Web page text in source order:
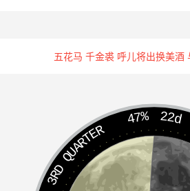
年月日具位臣姓某笺上。
九天捷疾符使杨杰操捧
家书上祖元君
五花马 千金裘 呼儿将出换美酒
47% 22d
3RD QUARTER